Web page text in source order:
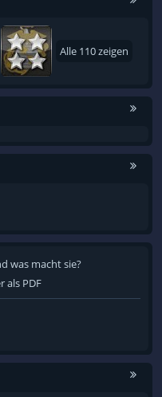
Alle 110 zeigen
was macht sie?
als PDF